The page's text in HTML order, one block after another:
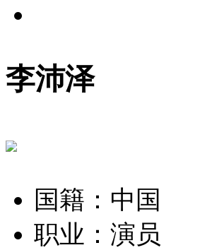
李沛泽
国籍：中国
职业：演员